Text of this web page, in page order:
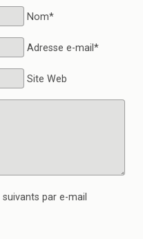
Nom*
Adresse e-mail*
Site Web
par e-mail